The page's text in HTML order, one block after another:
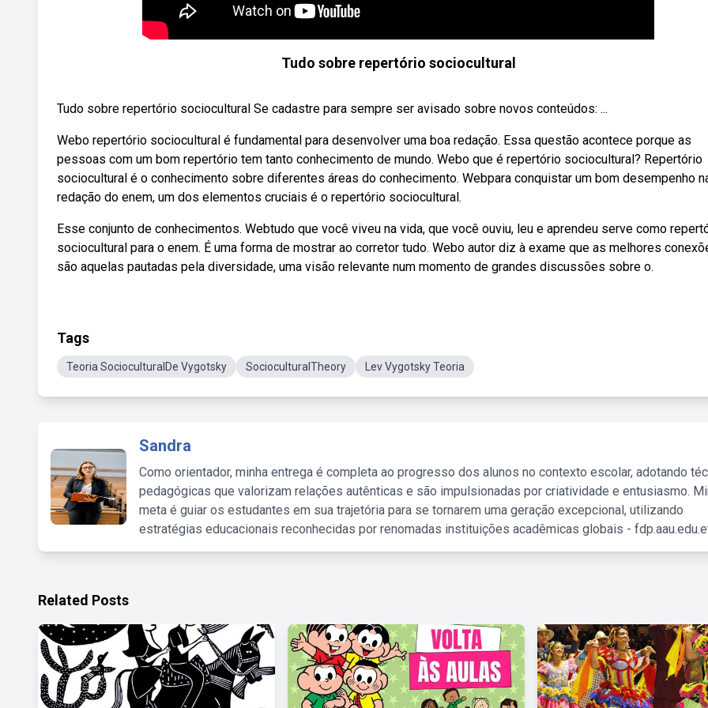
Tudo sobre repertório sociocultural
Tudo sobre repertório sociocultural Se cadastre para sempre ser avisado sobre novos conteúdos: ...
Webo repertório sociocultural é fundamental para desenvolver uma boa redação. Essa questão acontece porque as
pessoas com um bom repertório tem tanto conhecimento de mundo. Webo que é repertório sociocultural? Repertório
sociocultural é o conhecimento sobre diferentes áreas do conhecimento. Webpara conquistar um bom desempenho
redação do enem, um dos elementos cruciais é o repertório sociocultural.
Esse conjunto de conhecimentos. Webtudo que você viveu na vida, que você ouviu, leu e aprendeu serve como
sociocultural para o enem. É uma forma de mostrar ao corretor tudo. Webo autor diz à exame que as melhores
são aquelas pautadas pela diversidade, uma visão relevante num momento de grandes discussões sobre o.
Tags
Teoria SocioculturalDe Vygotsky SocioculturalTheory Lev Vygotsky Teoria
Sandra
Como orientador, minha entrega é completa ao progresso dos alunos no contexto escolar, adotando
pedagógicas que valorizam relações autênticas e são impulsionadas por criatividade e entusiasmo.
meta é guiar os estudantes em sua trajetória para se tornarem uma geração excepcional, utilizando
estratégias educacionais reconhecidas por renomadas instituições acadêmicas globais -
Related Posts